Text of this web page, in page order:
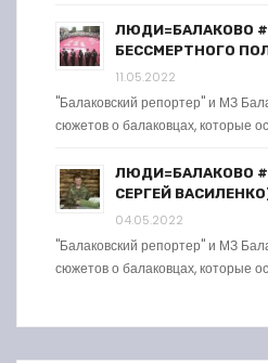
ЛЮДИ=БАЛАКОВО
БЕССМЕРТНОГО
11.05.2022
"Балаковский репортер" и МЗ
сюжетов о балаковцах, которые
ЛЮДИ=БАЛАКОВО
СЕРГЕЙ
04.05.2022
"Балаковский репортер" и МЗ
сюжетов о балаковцах, которые